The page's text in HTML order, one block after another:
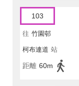
103
往 竹園邨
柯布連道 站
距離 60m